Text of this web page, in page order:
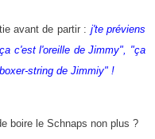
avant de partir : j'te préviens
c'est l'oreille de Jimmy", "ça
string de Jimmiy" !
boire le Schnaps non plus ?